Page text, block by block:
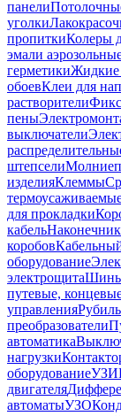
панели
уголки
пропиткиКолеры
эмали
герметикиЖидкие
обоевКлеи для
растворители
пены
выключатели
штепсели
изделияКлеммы
для прокладки
кабель
коробов
оборудование
электрощитаШины
путевые,
управления
преобразователи
автоматика
нагрузки
оборудование
двигателя
автоматыУЗО